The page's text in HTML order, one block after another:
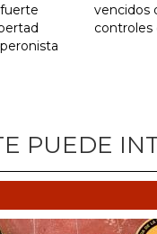
vencidos
controles
PUEDE